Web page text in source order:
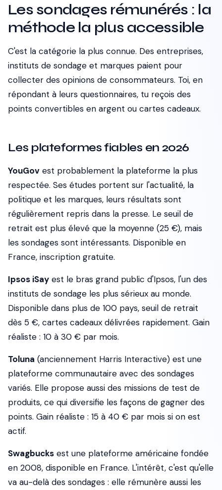
Les sondages rémunérés : la
méthode la plus accessible
C'est la catégorie la plus connue. Des entreprises,
instituts de sondage et marques paient pour
collecter des opinions de consommateurs. Toi, en
répondant à leurs questionnaires, tu reçois des
points convertibles en argent ou cartes cadeaux.
Les plateformes fiables en 2026
YouGov est probablement la plateforme la plus
respectée. Ses études portent sur l'actualité, la
politique et les marques, leurs résultats sont
régulièrement repris dans la presse. Le seuil de
retrait est plus élevé que la moyenne (25 €), mais
les sondages sont intéressants. Disponible en
France, inscription gratuite.
Ipsos iSay est le bras grand public d'Ipsos, l'un des
instituts de sondage les plus sérieux au monde.
Disponible dans plus de 100 pays, seuil de retrait
dès 5 €, cartes cadeaux délivrées rapidement. Gain
réaliste : 10 à 30 € par mois.
Toluna (anciennement Harris Interactive) est une
plateforme communautaire avec des sondages
variés. Elle propose aussi des missions de test de
produits, ce qui diversifie les façons de gagner des
points. Gain réaliste : 15 à 40 € par mois si on est
actif.
Swagbucks est une plateforme américaine fondée
en 2008, disponible en France. L'intérêt, c'est qu'elle
va au-delà des sondages : elle rémunère aussi les